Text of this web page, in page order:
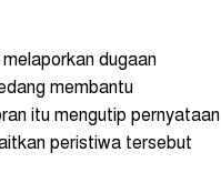
dugaan
membantu
itu mengutip pernyataan
peristiwa tersebut